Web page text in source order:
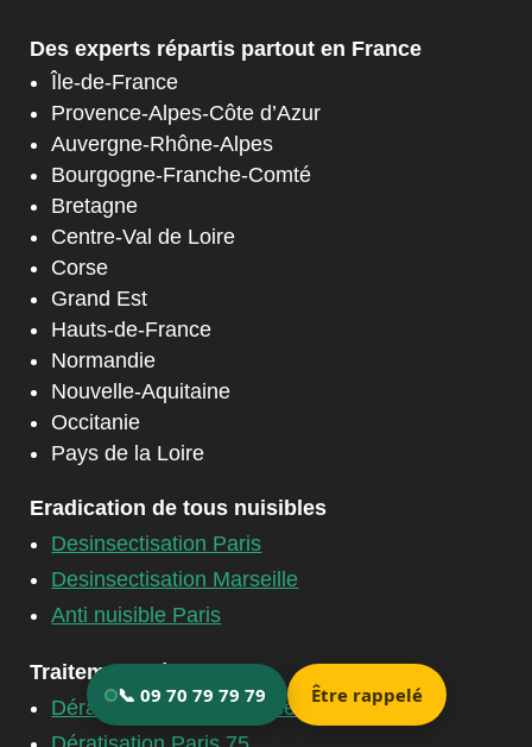
Des experts répartis partout en France
Île-de-France
Provence-Alpes-Côte d’Azur
Auvergne-Rhône-Alpes
Bourgogne-Franche-Comté
Bretagne
Centre-Val de Loire
Corse
Grand Est
Hauts-de-France
Normandie
Nouvelle-Aquitaine
Occitanie
Pays de la Loire
Eradication de tous nuisibles
Desinsectisation Paris
Desinsectisation Marseille
Anti nuisible Paris
Traitement dératisation
Dératisation Ile de France